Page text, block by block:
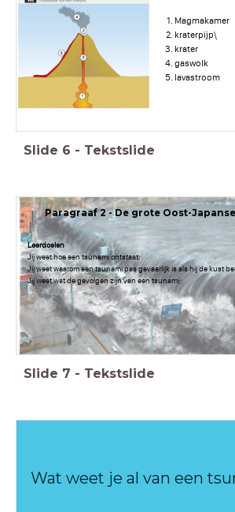
Magmakamer
kraterpijp\
krater
gaswolk
lavastroom
Slide 6 - Tekstslide
Paragraaf 2 - De grote Oost-
Leerdoelen
Jij weet hoe een tsunami ontstaat;
Jij weet waarom een tsunami pas gevaarlijk is als hij de kust
Jij weet wat de gevolgen zijn van een tsunami;
Slide 7 - Tekstslide
Wat weet je al van een